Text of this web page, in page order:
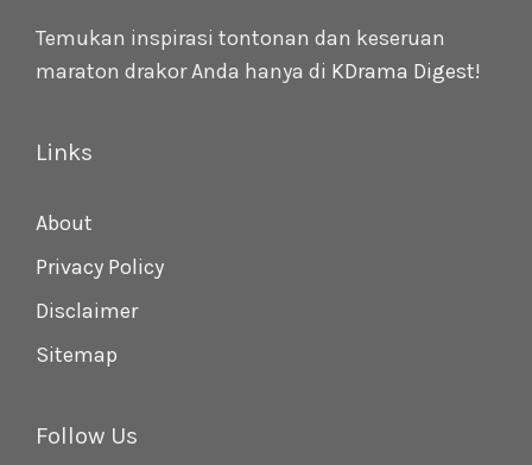
Temukan inspirasi tontonan dan keseruan
maraton drakor Anda hanya di KDrama Digest!
Links
About
Privacy Policy
Disclaimer
Sitemap
Follow Us